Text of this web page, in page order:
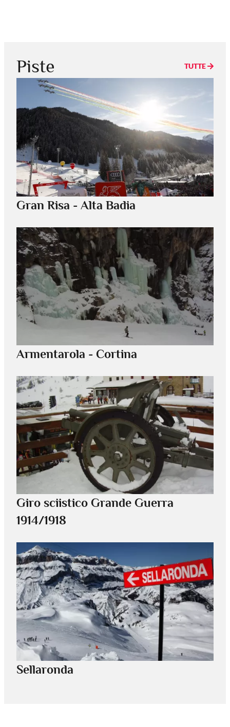
Piste TUTTE
Gran Risa - Alta Badia
Armentarola - Cortina
Giro sciistico Grande Guerra
1914/1918
Sellaronda